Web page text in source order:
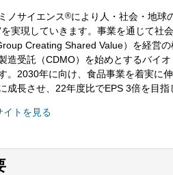
ノサイエンス®により人・社会・地球
を実現していきます。事業を通じて社
Creating Shared Value）を経営
造受託（CDMO）を始めとするバイ
。2030年に向け、食品事業を着実に
成長させ、22年度比でEPS 3倍を目指
イトを見る